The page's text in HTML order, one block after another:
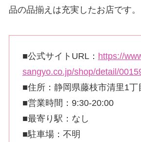
品の品揃えは充実したお店です。
■公式サイトURL： https://
sangyo.co.jp/shop/detail/
■住所：静岡県藤枝市清里1丁
■営業時間：9:30-20:00
■最寄り駅：なし
■駐車場：不明